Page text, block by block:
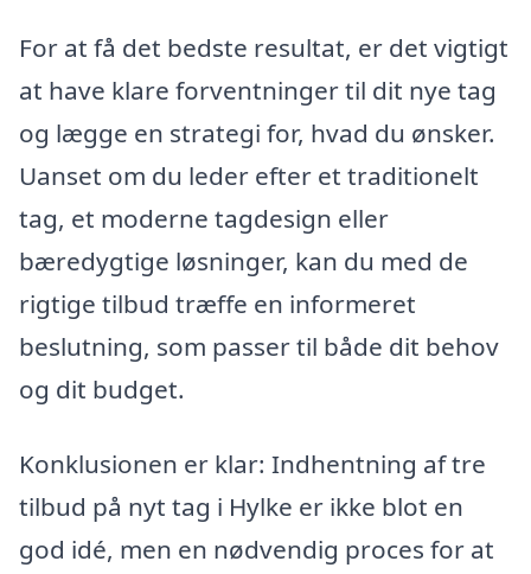
For at få det bedste resultat, er det vigtigt
at have klare forventninger til dit nye tag
og lægge en strategi for, hvad du ønsker.
Uanset om du leder efter et traditionelt
tag, et moderne tagdesign eller
bæredygtige løsninger, kan du med de
rigtige tilbud træffe en informeret
beslutning, som passer til både dit behov
og dit budget.
Konklusionen er klar: Indhentning af tre
tilbud på nyt tag i Hylke er ikke blot en
god idé, men en nødvendig proces for at